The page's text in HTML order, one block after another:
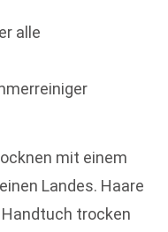
alle
mit einem
Landes. Haare
trocken